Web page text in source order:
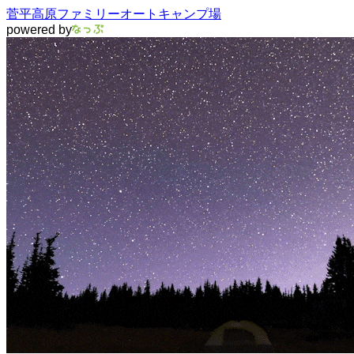
菅平高原ファミリーオートキャンプ場
powered by